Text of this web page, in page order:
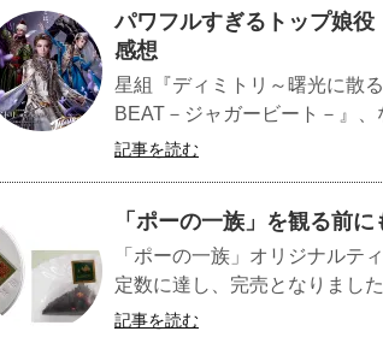
パワフルすぎるトップ娘役
感想
星組『ディミトリ～曙光に散
BEAT－ジャガービート－』
記事を読む
「ポーの一族」を観る前
「ポーの一族」オリジナルテ
定数に達し、完売となりまし
記事を読む